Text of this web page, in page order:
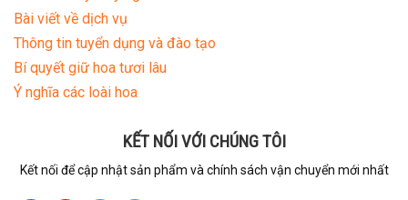
Bài viết về dịch vụ
Thông tin tuyển dụng và đào tạo
Bí quyết giữ hoa tươi lâu
Ý nghĩa các loài hoa
KẾT NỐI VỚI CHÚNG TÔI
Kết nối để cập nhật sản phẩm và chính sách vận chuyển mới nhất